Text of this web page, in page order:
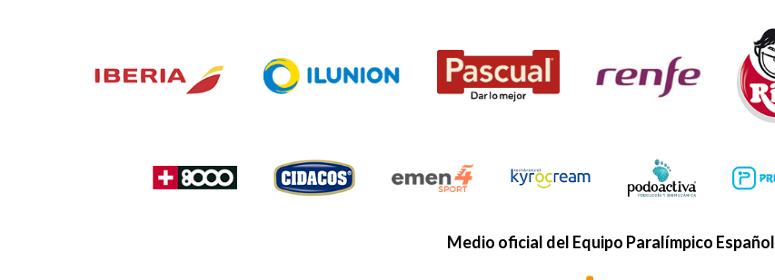
Medio oficial del Equipo Paralímpico Español